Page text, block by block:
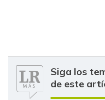
Siga los
de este